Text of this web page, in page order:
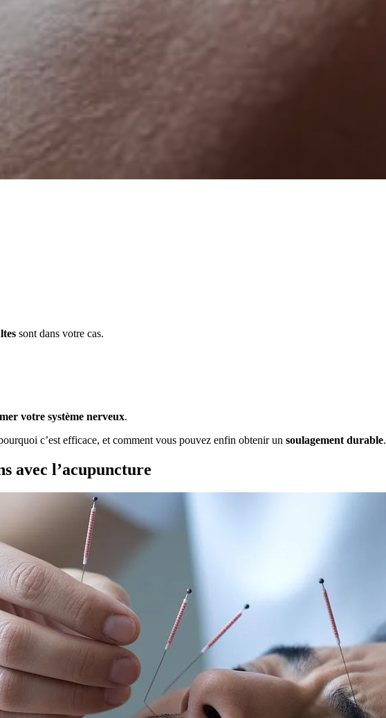
sont dans votre cas.
votre système nerveux.
c’est efficace, et comment vous pouvez enfin obtenir un soulagement durable.
avec l’acupuncture